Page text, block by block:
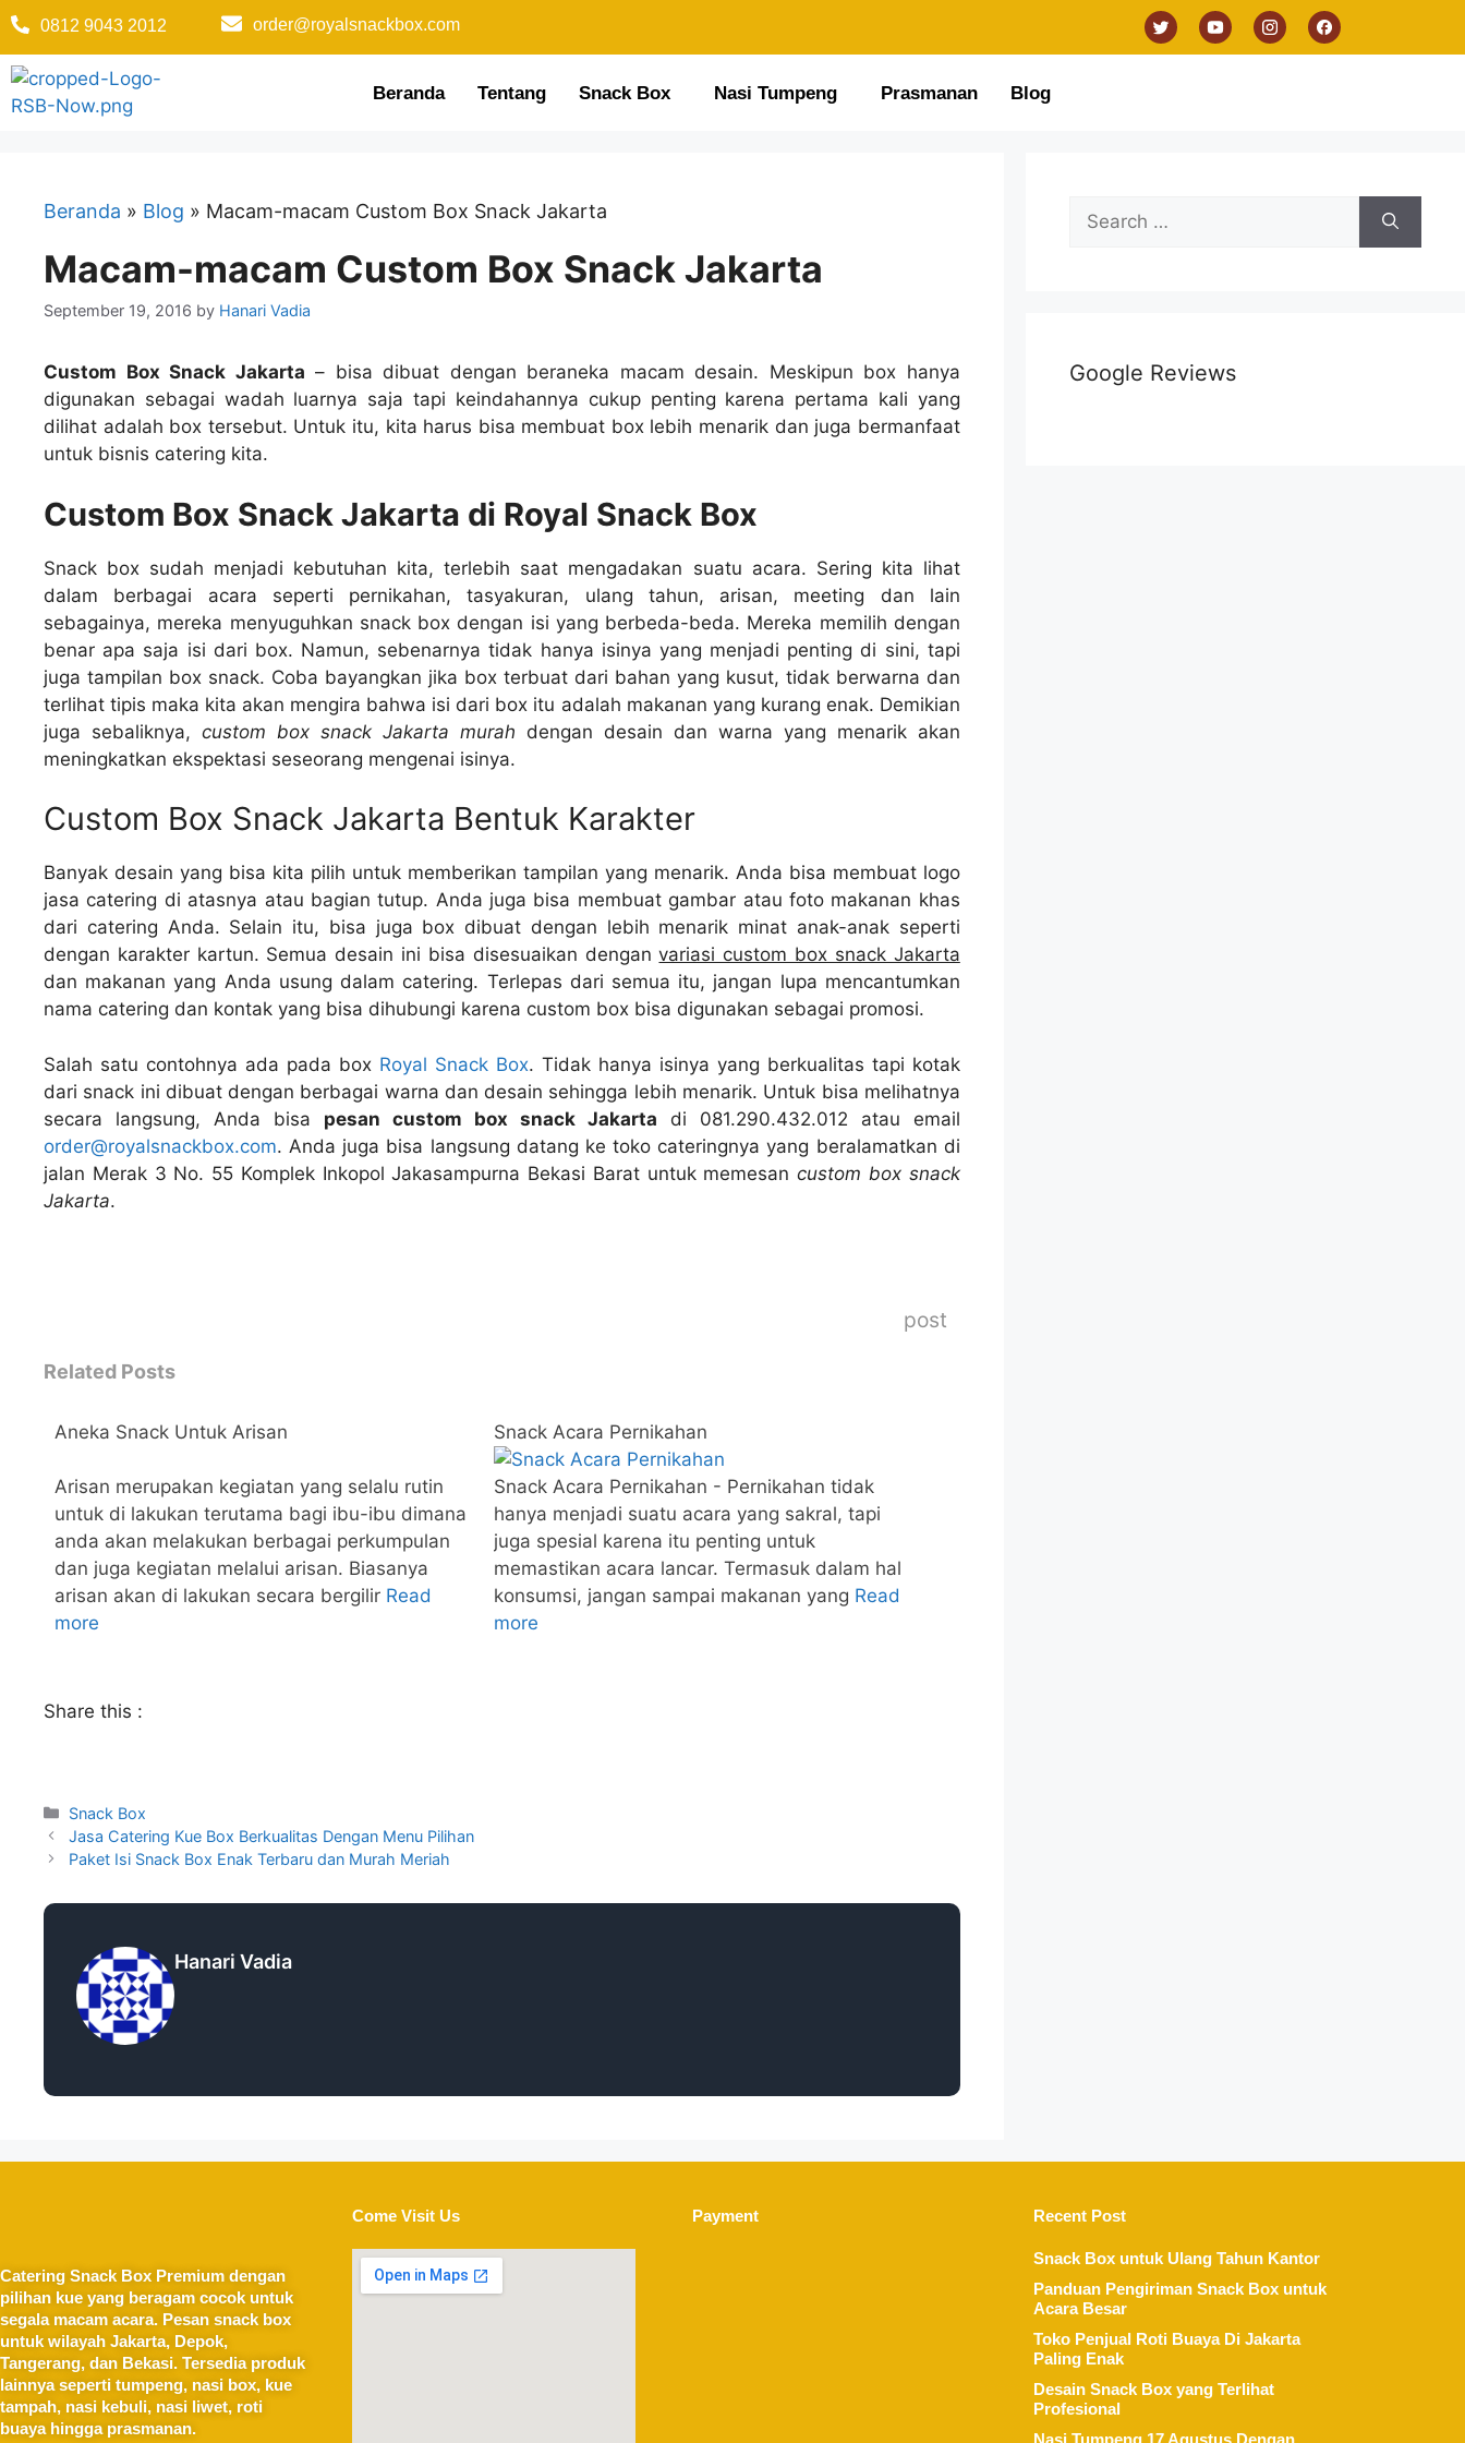
0812 9043 2012 order@royalsnackbox.com
Beranda Tentang Snack Box Nasi Tumpeng Prasmanan Blog
Beranda » Blog » Macam-macam Custom Box Snack Jakarta
Macam-macam Custom Box Snack Jakarta
September 19, 2016 by Hanari Vadia
Custom Box Snack Jakarta – bisa dibuat dengan beraneka macam desain. Meskipun box hanya
digunakan sebagai wadah luarnya saja tapi keindahannya cukup penting karena pertama kali yang
dilihat adalah box tersebut. Untuk itu, kita harus bisa membuat box lebih menarik dan juga bermanfaat
untuk bisnis catering kita.
Custom Box Snack Jakarta di Royal Snack Box
Snack box sudah menjadi kebutuhan kita, terlebih saat mengadakan suatu acara. Sering kita lihat
dalam berbagai acara seperti pernikahan, tasyakuran, ulang tahun, arisan, meeting dan lain
sebagainya, mereka menyuguhkan snack box dengan isi yang berbeda-beda. Mereka memilih dengan
benar apa saja isi dari box. Namun, sebenarnya tidak hanya isinya yang menjadi penting di sini, tapi
juga tampilan box snack. Coba bayangkan jika box terbuat dari bahan yang kusut, tidak berwarna dan
terlihat tipis maka kita akan mengira bahwa isi dari box itu adalah makanan yang kurang enak. Demikian
juga sebaliknya, custom box snack Jakarta murah dengan desain dan warna yang menarik akan
meningkatkan ekspektasi seseorang mengenai isinya.
Custom Box Snack Jakarta Bentuk Karakter
Banyak desain yang bisa kita pilih untuk memberikan tampilan yang menarik. Anda bisa membuat logo
jasa catering di atasnya atau bagian tutup. Anda juga bisa membuat gambar atau foto makanan khas
dari catering Anda. Selain itu, bisa juga box dibuat dengan lebih menarik minat anak-anak seperti
dengan karakter kartun. Semua desain ini bisa disesuaikan denganvariasi custom box snack Jakarta
dan makanan yang Anda usung dalam catering. Terlepas dari semua itu, jangan lupa mencantumkan
nama catering dan kontak yang bisa dihubungi karena custom box bisa digunakan sebagai promosi.
Salah satu contohnya ada pada box Royal Snack Box. Tidak hanya isinya yang berkualitas tapi kotak
dari snack ini dibuat dengan berbagai warna dan desain sehingga lebih menarik. Untuk bisa melihatnya
secara langsung, Anda bisa pesan custom box snack Jakarta di 081.290.432.012 atau email
order@royalsnackbox.com. Anda juga bisa langsung datang ke toko cateringnya yang beralamatkan di
jalan Merak 3 No. 55 Komplek Inkopol Jakasampurna Bekasi Barat untuk memesancustom box snack
Jakarta.
post
Related Posts
Aneka Snack Untuk Arisan
Arisan merupakan kegiatan yang selalu rutin
untuk di lakukan terutama bagi ibu-ibu dimana
anda akan melakukan berbagai perkumpulan
dan juga kegiatan melalui arisan. Biasanya
arisan akan di lakukan secara bergilir Read
more
Snack Acara Pernikahan
Snack Acara Pernikahan - Pernikahan tidak
hanya menjadi suatu acara yang sakral, tapi
juga spesial karena itu penting untuk
memastikan acara lancar. Termasuk dalam hal
konsumsi, jangan sampai makanan yang Read
more
Share this :
Snack Box
Jasa Catering Kue Box Berkualitas Dengan Menu Pilihan
Paket Isi Snack Box Enak Terbaru dan Murah Meriah
Hanari Vadia
Google Reviews
Catering Snack Box Premium dengan
pilihan kue yang beragam cocok untuk
segala macam acara. Pesan snack box
untuk wilayah Jakarta, Depok,
Tangerang, dan Bekasi. Tersedia produk
lainnya seperti tumpeng, nasi box, kue
tampah, nasi kebuli, nasi liwet, roti
buaya hingga prasmanan.
Come Visit Us Payment Recent Post
Snack Box untuk Ulang Tahun Kantor
Panduan Pengiriman Snack Box untuk
Acara Besar
Toko Penjual Roti Buaya Di Jakarta
Paling Enak
Desain Snack Box yang Terlihat
Profesional
Nasi Tumpeng 17 Agustus Dengan